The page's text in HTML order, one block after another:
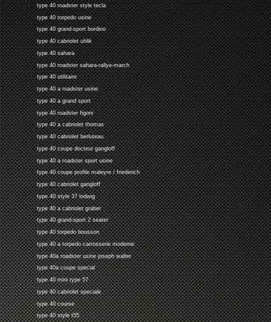
type 40 roadster style tecla
type 40 torpedo usine
type 40 grand-sport bordino
type 40 cabriolet uhlik
type 40 sahara
type 40 roadster sahara-rallye-march
type 40 utilitaire
type 40 a roadster usine
type 40 a grand sport
type 40 roadster figoni
type 40 a cabriolet thomas
type 40 cabriolet berluteau
type 40 coupe docteur gangloff
type 40 a roadster sport usine
type 40 coupe profile maleyre / friederich
type 40 cabriolet gangloff
type 40 style 37 lodwig
type 40 a cabriolet graber
type 40 grand-sport 2 seater
type 40 torpedo bousson
type 40 a torpedo carrosserie moderne
type 40a roadster usine joseph walter
type 40a coupe special
type 40 mini type 57
type 40 cabriolet speciale
type 40 course
type 40 style t55